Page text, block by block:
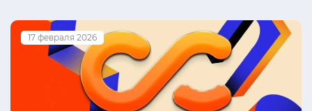
17 февраля 2026